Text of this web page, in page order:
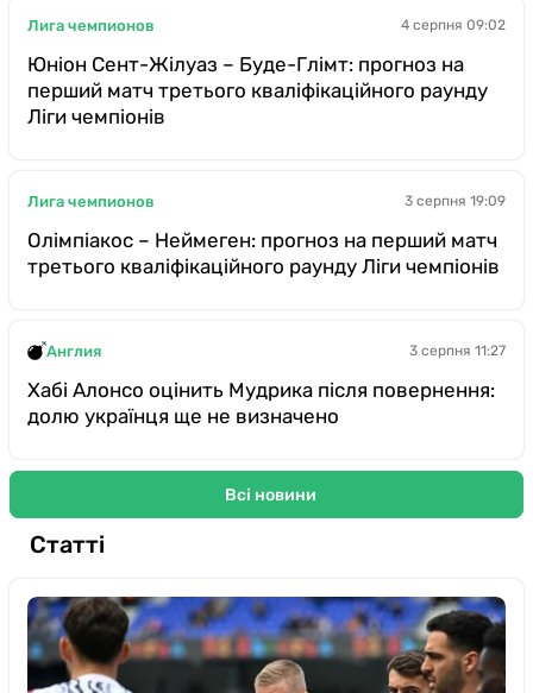
Лига чемпионов 4 серпня 09:02
Юніон Сент-Жілуаз – Буде-Глімт: прогноз на
перший матч третього кваліфікаційного раунду
Ліги чемпіонів
Лига чемпионов 3 серпня 19:09
Олімпіакос – Неймеген: прогноз на перший матч
третього кваліфікаційного раунду Ліги чемпіонів
Англия 3 серпня 11:27
Хабі Алонсо оцінить Мудрика після повернення:
долю українця ще не визначено
Всі новини
Статті